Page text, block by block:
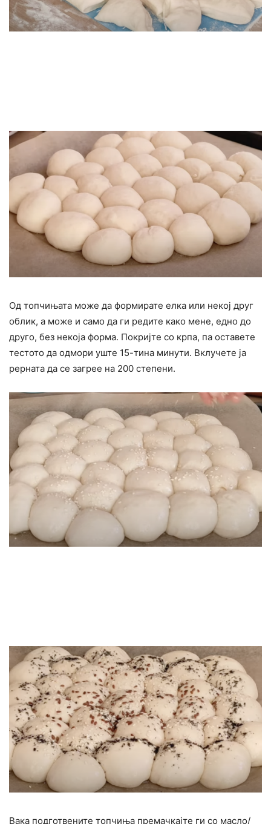
Од топчињата може да формирате елка или некој друг
облик, а може и само да ги редите како мене, едно до
друго, без некоја форма. Покријте со крпа, па оставете
тестото да одмори уште 15-тина минути. Вклучете ја
рерната да се загрее на 200 степени.
Вака подготвените топчиња премачкајте ги со масло/